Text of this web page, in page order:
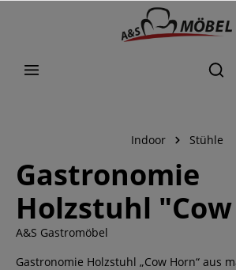
Indoor Stühle
Gastronomie
Holzstuhl
A&S Gastromöbel
Gastronomie Holzstuhl „Cow Horn“ aus